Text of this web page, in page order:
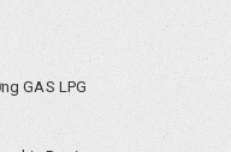
GAS LPG